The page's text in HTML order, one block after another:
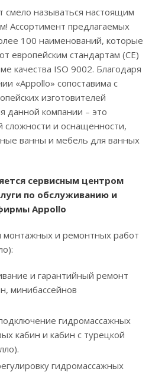
смело называться настоящим
Ассортимент предлагаемых
100 наименований, которые
европейским стандартам (CE)
качества ISO 9002. Благодаря
«Appollo» сопоставима с
изготовителей
данной компании – это
и оснащенности,
ванны и мебель для ванных
сервисным центром
по обслуживанию и
Appollo
и ремонтных работ
и гарантийный ремонт
минибассейнов
гидромассажных
кабин и кабин с турецкой
гидромассажных